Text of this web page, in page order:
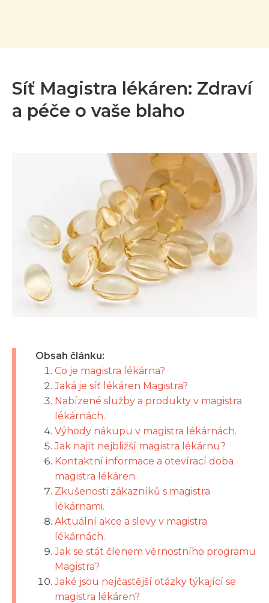
Síť Magistra lékáren: Zdraví
a péče o vaše blaho
Obsah článku:
Co je magistra lékárna?
Jaká je síť lékáren Magistra?
Nabízené služby a produkty v magistra
lékárnách.
Výhody nákupu v magistra lékárnách.
Jak najít nejbližší magistra lékárnu?
Kontaktní informace a otevírací doba
magistra lékáren.
Zkušenosti zákazníků s magistra
lékárnami.
Aktuální akce a slevy v magistra
lékárnách.
Jak se stát členem věrnostního programu
Magistra?
Jaké jsou nejčastější otázky týkající se
magistra lékáren?